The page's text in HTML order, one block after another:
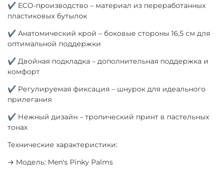
✔ ECO-производство – материал из переработанных
пластиковых бутылок
✔ Анатомический крой – боковые стороны 16,5 см для
оптимальной поддержки
✔ Двойная подкладка – дополнительная поддержка и
комфорт
✔ Регулируемая фиксация – шнурок для идеального
прилегания
✔ Нежный дизайн – тропический принт в пастельных
тонах
Технические характеристики:
→ Модель: Men's Pinky Palms